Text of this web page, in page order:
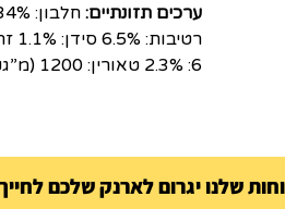
ערכים תזונתיים:
6: 2.3% טאורין: 1200 (מ”גק”ג)
שלנו יגרום לארנק שלכם